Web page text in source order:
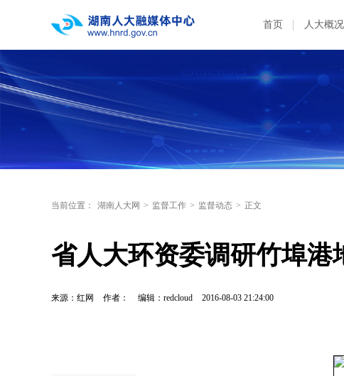
首页 人大概况
当前位置： 湖南人大网 > 监督工作 > 监督动态 > 正文
省人大环资委调研竹埠港
来源：红网 作者： 编辑：redcloud 2016-08-03 21:24:00